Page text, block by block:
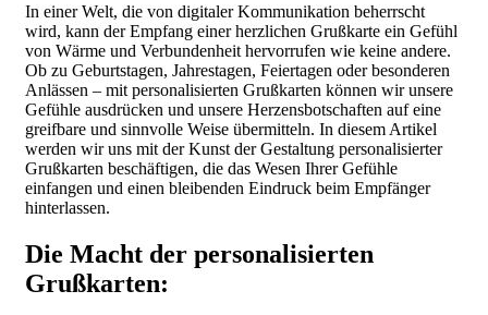
In einer Welt, die von digitaler Kommunikation beherrscht
wird, kann der Empfang einer herzlichen Grußkarte ein Gefühl
von Wärme und Verbundenheit hervorrufen wie keine andere.
Ob zu Geburtstagen, Jahrestagen, Feiertagen oder besonderen
Anlässen – mit personalisierten Grußkarten können wir unsere
Gefühle ausdrücken und unsere Herzensbotschaften auf eine
greifbare und sinnvolle Weise übermitteln. In diesem Artikel
werden wir uns mit der Kunst der Gestaltung personalisierter
Grußkarten beschäftigen, die das Wesen Ihrer Gefühle
einfangen und einen bleibenden Eindruck beim Empfänger
hinterlassen.
Die Macht der personalisierten
Grußkarten: